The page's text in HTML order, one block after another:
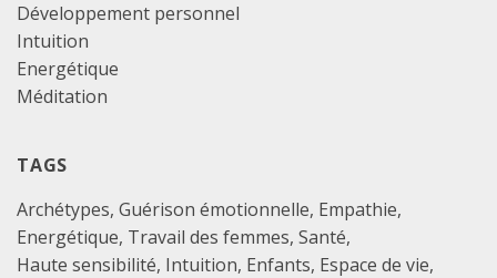
Développement personnel
Intuition
Energétique
Méditation
TAGS
Archétypes Guérison émotionnelle Empathie
Energétique Travail des femmes Santé
Haute sensibilité Intuition Enfants Espace de vie